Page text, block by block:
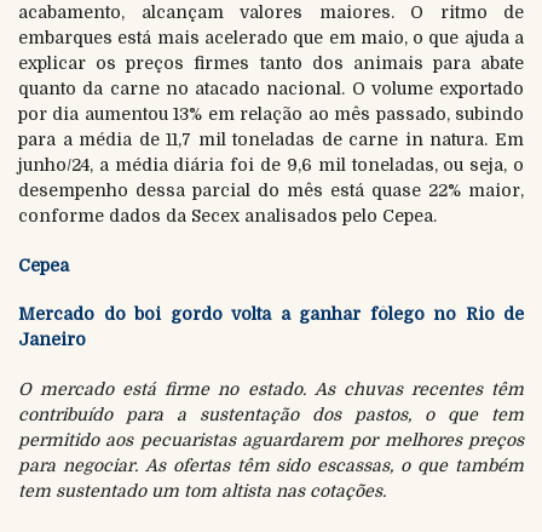
acabamento, alcançam valores maiores. O ritmo de
embarques está mais acelerado que em maio, o que ajuda a
explicar os preços firmes tanto dos animais para abate
quanto da carne no atacado nacional. O volume exportado
por dia aumentou 13% em relação ao mês passado, subindo
para a média de 11,7 mil toneladas de carne in natura. Em
junho/24, a média diária foi de 9,6 mil toneladas, ou seja, o
desempenho dessa parcial do mês está quase 22% maior,
conforme dados da Secex analisados pelo Cepea.
Cepea
Mercado do boi gordo volta a ganhar fôlego no Rio de
Janeiro
O mercado está firme no estado. As chuvas recentes têm
contribuído para a sustentação dos pastos, o que tem
permitido aos pecuaristas aguardarem por melhores preços
para negociar. As ofertas têm sido escassas, o que também
tem sustentado um tom altista nas cotações.